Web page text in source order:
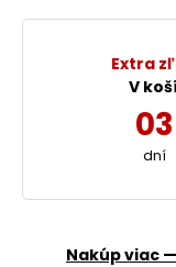
Extra
V
03
dní
Nakúp viac